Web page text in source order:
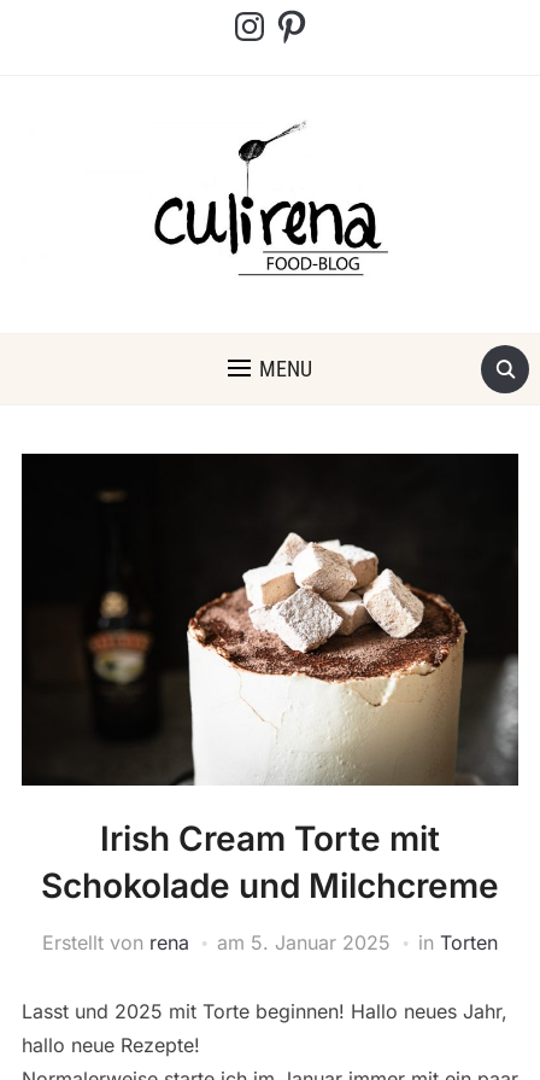
InstagramPinterest
MENU
Irish Cream Torte mit
Schokolade und Milchcreme
Erstellt von rena am 5. Januar 2025 in Torten
Lasst und 2025 mit Torte beginnen! Hallo neues Jahr,
hallo neue Rezepte!